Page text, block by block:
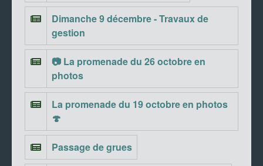
Dimanche 9 décembre - Travaux de
gestion
📷 La promenade du 26 octobre en
photos
La promenade du 19 octobre en photos
🍄
Passage de grues